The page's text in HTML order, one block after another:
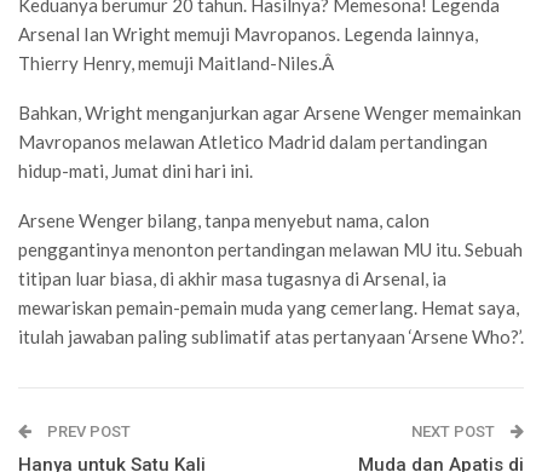
Keduanya berumur 20 tahun. Hasilnya? Memesona! Legenda
Arsenal Ian Wright memuji Mavropanos. Legenda lainnya,
Thierry Henry, memuji Maitland-Niles.Â
Bahkan, Wright menganjurkan agar Arsene Wenger memainkan
Mavropanos melawan Atletico Madrid dalam pertandingan
hidup-mati, Jumat dini hari ini.
Arsene Wenger bilang, tanpa menyebut nama, calon
penggantinya menonton pertandingan melawan MU itu. Sebuah
titipan luar biasa, di akhir masa tugasnya di Arsenal, ia
mewariskan pemain-pemain muda yang cemerlang. Hemat saya,
itulah jawaban paling sublimatif atas pertanyaan ‘Arsene Who?’.
PREV POST
Hanya untuk Satu Kali
NEXT POST
Muda dan Apatis di